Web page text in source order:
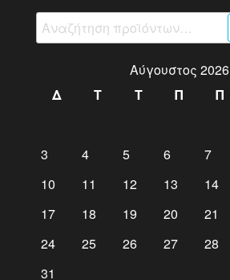
Αναζήτηση
για:
Αύγουστος 2026
Δ
Τ Τ Π Π
3
4 5 6 7
10
11 12 13 14
17
18 19 20 21
24
25 26 27 28
31